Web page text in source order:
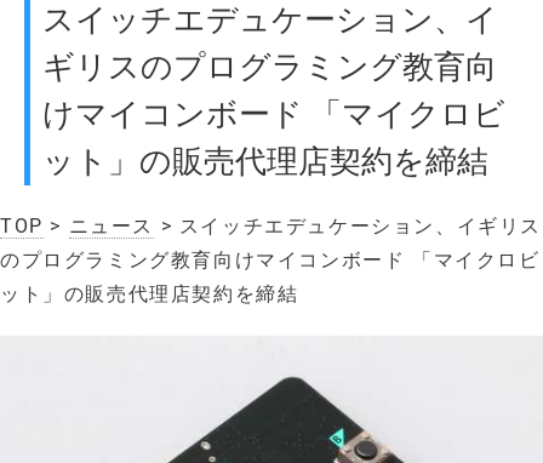
スイッチエデュケーション、イ
ギリスのプログラミング教育向
けマイコンボード 「マイクロビ
ット」の販売代理店契約を締結
TOP > ニュース > スイッチエデュケーション、イギリス
のプログラミング教育向けマイコンボード 「マイクロビ
ット」の販売代理店契約を締結